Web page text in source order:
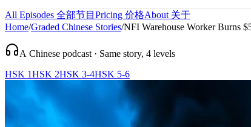
All Episodes 全部节目 Pricing 价格About 关于
Home/Graded Chinese Stories/NFI Warehouse Worker Burns
A Chinese podcast · Same story, 4 levels
HSK 1HSK 2HSK 3-4HSK 5-6